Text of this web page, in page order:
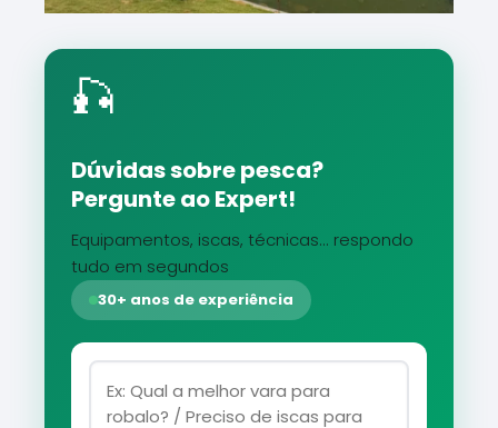
🎣
Dúvidas sobre pesca?
Pergunte ao Expert!
Equipamentos, iscas, técnicas... respondo
tudo em segundos
30+ anos de experiência